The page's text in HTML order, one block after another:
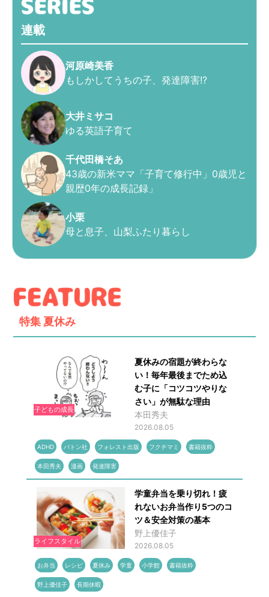
連載
河原崎美香
もしかしてうちの子、発達障害!?
大井ミサコ
ゆる英語子育て
千代田橋そあ
43歳の新米ママ「子育て修行中」0歳児と
親歴0年の成長記録」
小栗
母と息子、山梨ふたり暮らし
特集 夏休み
子どもの成長
夏休みの宿題が終わらな
い！毎年最後までため込
む子に「コツコツやりな
さい」が無駄な理由
本田秀夫
2026.08.05
ADHD バトン社 フォレスト出版 フクチマミ 書籍抜粋
本田秀夫 漫画 発達障害
ライフスタイル
学童弁当を乗り切れ！疲
れないお弁当作り5つのコ
ツ＆安全対策の基本
野上優佳子
2026.08.05
お弁当 レシピ 夏休み 学童 小学館 書籍抜粋
野上優佳子 長期休暇